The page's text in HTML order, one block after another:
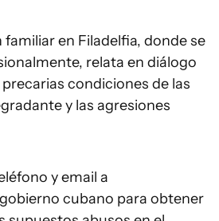
familiar en Filadelfia, donde se
relata en diálogo
condiciones de las
y las agresiones
y email a
cubano para obtener